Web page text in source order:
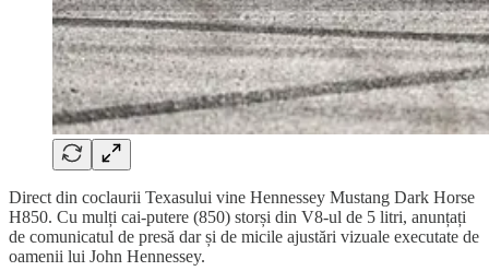
Direct din coclaurii Texasului vine Hennessey Mustang Dark Horse
H850. Cu mulți cai-putere (850) storși din V8-ul de 5 litri, anunțați
de comunicatul de presă dar și de micile ajustări vizuale executate de
oamenii lui John Hennessey.